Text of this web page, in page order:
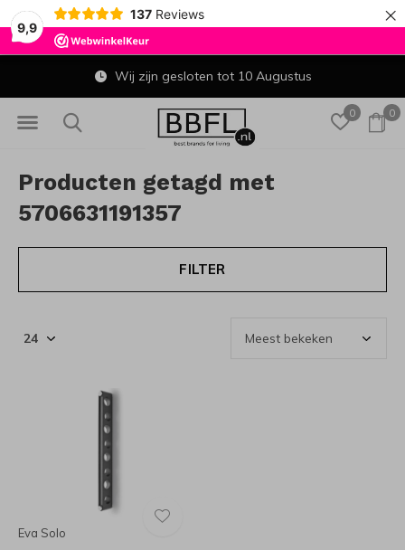
9,9
137 Reviews ×
0 0
Wij zijn gesloten tot 10 Augustus
Producten getagd met
5706631191357
FILTER
Eva Solo